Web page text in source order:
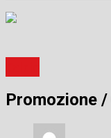
Promozione